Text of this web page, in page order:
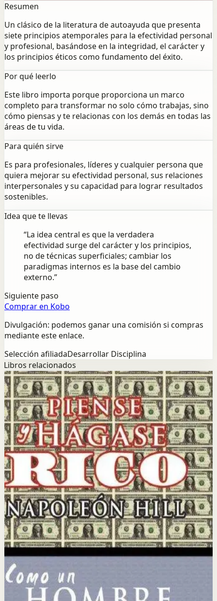
Resumen
Un clásico de la literatura de autoayuda que presenta
siete principios atemporales para la efectividad personal
y profesional, basándose en la integridad, el carácter y
los principios éticos como fundamento del éxito.
Por qué leerlo
Este libro importa porque proporciona un marco
completo para transformar no solo cómo trabajas, sino
cómo piensas y te relacionas con los demás en todas las
áreas de tu vida.
Para quién sirve
Es para profesionales, líderes y cualquier persona que
quiera mejorar su efectividad personal, sus relaciones
interpersonales y su capacidad para lograr resultados
sostenibles.
Idea que te llevas
“La idea central es que la verdadera
efectividad surge del carácter y los principios,
no de técnicas superficiales; cambiar los
paradigmas internos es la base del cambio
externo.”
Siguiente paso
Comprar en Kobo
Divulgación: podemos ganar una comisión si compras
mediante este enlace.
Selección afiliadaDesarrollar Disciplina
Libros relacionados
ExitoMentalidad
Piense y hágase rico
Napoleon Hill
Napoleon Hill analizó durante más de 20 años los
hábitos y pensamientos de los hombres más exitosos de
su época para identificar los principios universales del
éxito financiero y personal.
Por qué importa
Este libro importa porque revela los principios mentales
y emocionales que separan a las personas exitosas de
las demás, con una metodología clara y aplicable.
Para quién es
Es para emprendedores, vendedores y personas que
desean lograr la independencia financiera y alcanzar sus
metas profesionales y personales más ambiciosas.